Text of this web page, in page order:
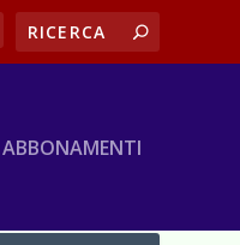
ABBONAMENTI